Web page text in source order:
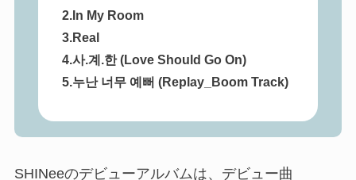
2.In My Room
3.Real
4.사.계.한 (Love Should Go On)
5.누난 너무 예뻐 (Replay_Boom Track)
SHINeeのデビューアルバムは、デビュー曲